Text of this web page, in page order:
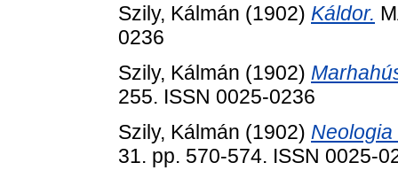
Szily, Kálmán (1902) Káldor.
0236
Szily, Kálmán (1902)
255. ISSN 0025-0236
Szily, Kálmán (1902)
31. pp. 570-574. ISSN 0025-